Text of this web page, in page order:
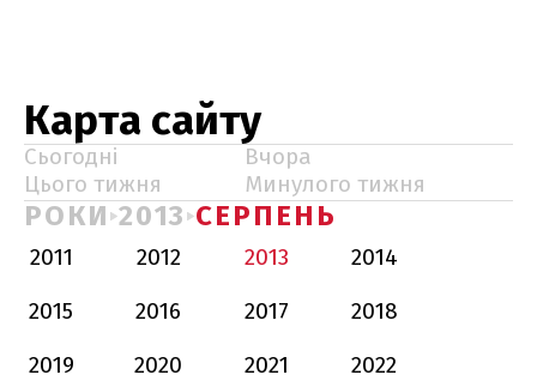
Карта сайту
Сьогодні
Вчора
Цього тижня
Минулого тижня
РОКИ 2013 СЕРПЕНЬ
2011 2012 2013
2014
2015
2016 2017
2018
2019
2020 2021
2022